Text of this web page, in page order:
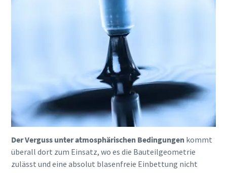
Der Verguss unter atmosphärischen Bedingungenkommt
überall dort zum Einsatz, wo es die Bauteilgeometrie
zulässt und eine absolut blasenfreie Einbettung nicht